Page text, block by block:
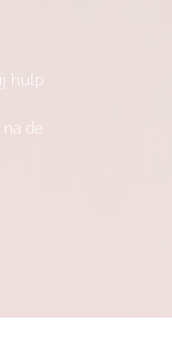
hulp
de